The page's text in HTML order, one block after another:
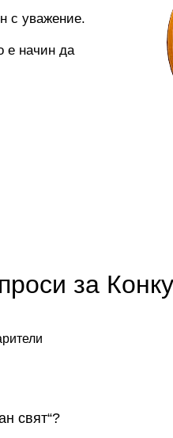
с уважение.
е начин да
за
свят“?